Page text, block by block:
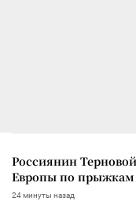
Россиянин
Европы по прыжкам
24 минуты назад